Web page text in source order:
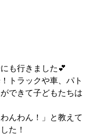
も行きました💕
トラックや車、パト
できて子どもたちは
んわん！」と教えて
た！